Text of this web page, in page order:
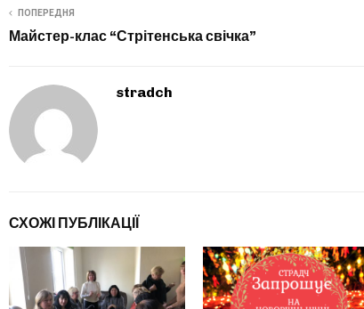
ПОПЕРЕДНЯ
Майстер-клас “Стрітенська свічка”
stradch
СХОЖІ ПУБЛІКАЦІЇ